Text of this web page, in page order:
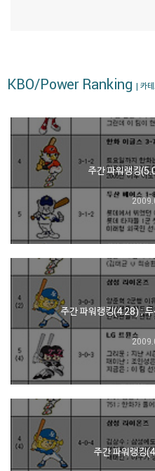
KBO/Power Ranking | 카
주간 파워랭킹
주간 파워랭킹(4.28) ;
주간 파워랭킹